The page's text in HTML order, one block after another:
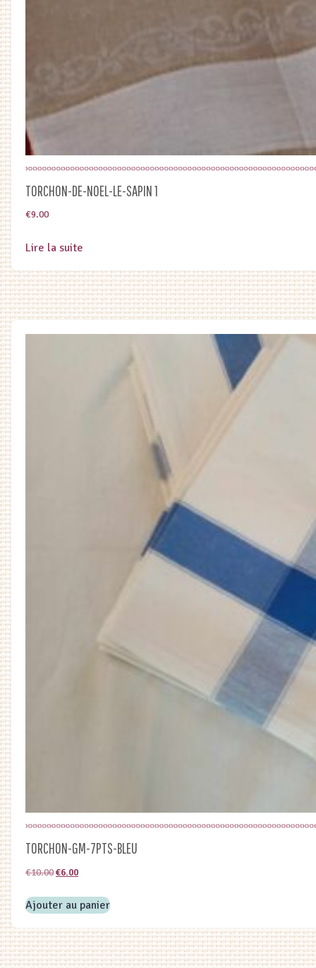
TORCHON-DE-NOEL-LE-SAPIN 1
€9.00
Lire la suite
TORCHON-GM-7PTS-BLEU
€10.00Le
initial
€10.00.
€6.00Le
actuel
€6.00.
Ajouter au panier